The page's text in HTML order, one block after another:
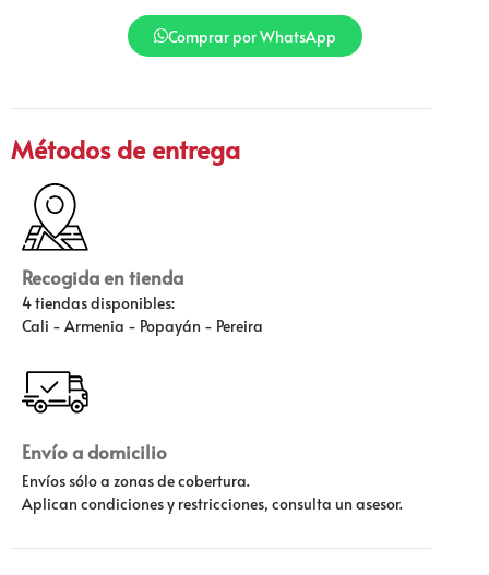
Comprar por WhatsApp
Métodos de entrega
Recogida en tienda
4 tiendas disponibles:
Cali - Armenia - Popayán - Pereira
Envío a domicilio
Envíos sólo a zonas de cobertura.
Aplican condiciones y restricciones, consulta un asesor.